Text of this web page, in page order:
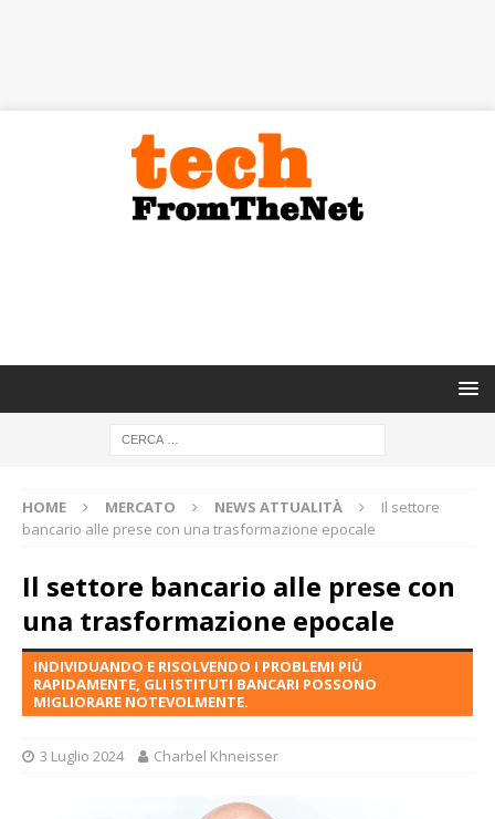
HOME MERCATO NEWS ATTUALITÀ
Il settore
bancario alle prese con una trasformazione epocale
Il settore bancario alle prese con
una trasformazione epocale
INDIVIDUANDO E RISOLVENDO I PROBLEMI PIÙ
RAPIDAMENTE, GLI ISTITUTI BANCARI POSSONO
MIGLIORARE NOTEVOLMENTE.
3 Luglio 2024 Charbel Khneisser